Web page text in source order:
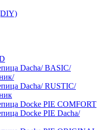
Dacha/ BASIC/
Dacha/ RUSTIC/
Docke PIE COMFORT
Docke PIE Dacha/